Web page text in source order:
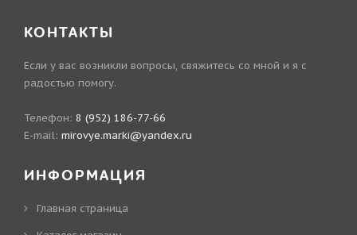
КОНТАКТЫ
Если у вас возникли вопросы, свяжитесь со мной и я с
радостью помогу.
Телефон: 8 (952) 186-77-66
E-mail: mirovye.marki@yandex.ru
ИНФОРМАЦИЯ
Главная страница